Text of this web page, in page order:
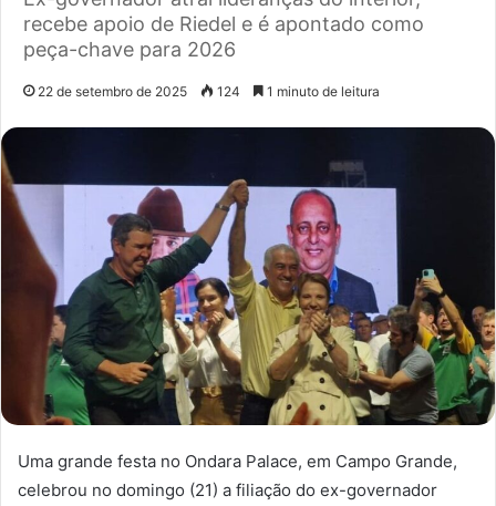
recebe apoio de Riedel e é apontado como
peça-chave para 2026
22 de setembro de 2025 124 1 minuto de leitura
Uma grande festa no Ondara Palace, em Campo Grande,
celebrou no domingo (21) a filiação do ex-governador